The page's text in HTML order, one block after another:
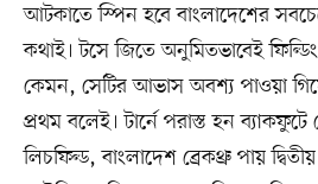
আটকাতে স্পিন হবে বাংলাদেশের
কথাই। টসে জিতে অনুমিতভাবেই
কেমন, সেটির আভাস অবশ্য পাওয়া
প্রথম বলেই। টার্নে পরাস্ত হন ব্যাকফুটে
লিচফিল্ড, বাংলাদেশ ব্রেকথ্রু পায়